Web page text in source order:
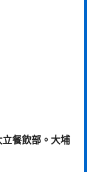
立餐飲部。大埔